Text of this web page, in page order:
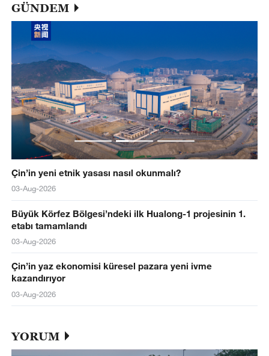
GÜNDEM
Çin’in yeni etnik yasası nasıl okunmalı?
03-Aug-2026
Büyük Körfez Bölgesi’ndeki ilk Hualong-1 projesinin 1.
etabı tamamlandı
03-Aug-2026
Çin’in yaz ekonomisi küresel pazara yeni ivme
kazandırıyor
03-Aug-2026
YORUM